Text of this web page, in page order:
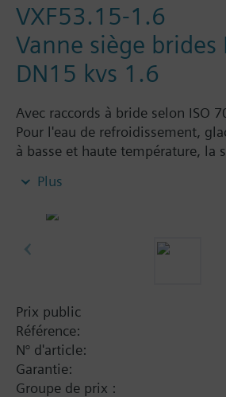
VXF53.15-1.6
Vanne siège brides
DN15 kvs 1.6
Avec raccords à bride selon ISO
Pour l'eau de refroidissement,
à basse et haute température, la
fermé
Information complémentaire
En cas d'utilisation de vannes des
Remarque
Vannes à 3 voies PN 25 avec
Plus
Prix public
Référence:
N° d'article:
Garantie:
Groupe de prix :